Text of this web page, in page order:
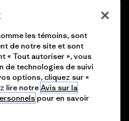
les témoins, sont
de notre site et sont
« Tout autoriser », vous
de technologies de suivi
options, cliquez sur «
lire notreAvis sur la
pour en savoir